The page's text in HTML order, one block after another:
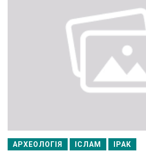
АРХЕОЛОГІЯ ІСЛАМ ІРАК